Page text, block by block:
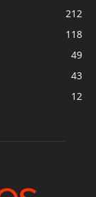
212
118
49
43
12